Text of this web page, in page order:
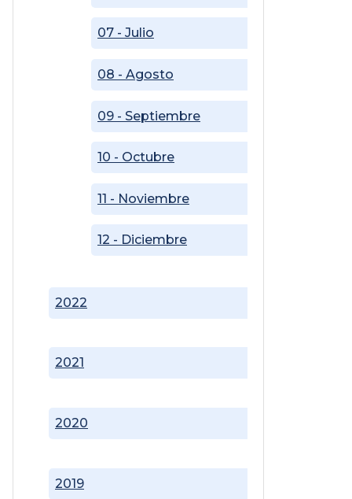
2019
2020
2021
2022
07 - Julio
08 - Agosto
09 - Septiembre
10 - Octubre
11 - Noviembre
12 - Diciembre